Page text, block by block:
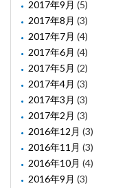
2017年9月 (5)
2017年8月 (3)
2017年7月 (4)
2017年6月 (4)
2017年5月 (2)
2017年4月 (3)
2017年3月 (3)
2017年2月 (3)
2016年12月 (3)
2016年11月 (3)
2016年10月 (4)
2016年9月 (3)